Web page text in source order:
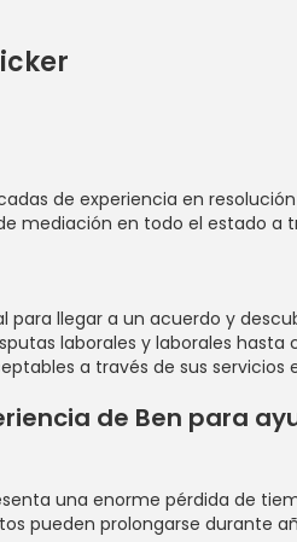
de experiencia en
en todo el estado a
llegar a un acuerdo y
laborales y laborales
a través de sus servicios
de Ben para
una enorme pérdida de
pueden prolongarse durante